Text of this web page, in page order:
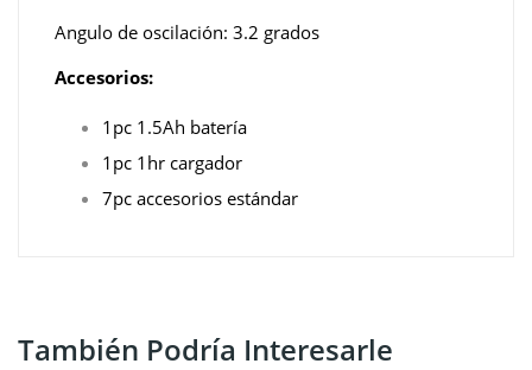
Angulo de oscilación: 3.2 grados
Accesorios:
1pc 1.5Ah batería
1pc 1hr cargador
7pc accesorios estándar
También Podría Interesarle